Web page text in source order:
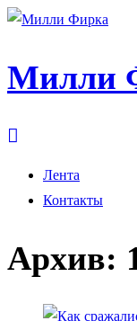
Милли
Лента
Контакты
Архив: